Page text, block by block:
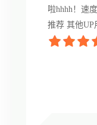
啦hhhh！速
推荐 其他UP